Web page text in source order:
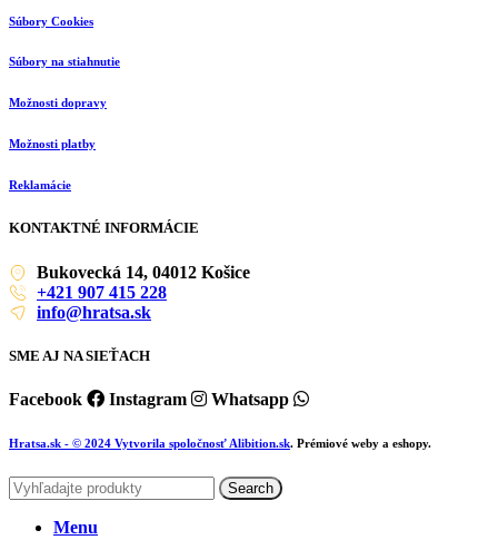
Súbory Cookies
Súbory na stiahnutie
Možnosti dopravy
Možnosti platby
Reklamácie
KONTAKTNÉ INFORMÁCIE
Bukovecká 14, 04012 Košice
+421 907 415 228
info@hratsa.sk
SME AJ NA SIEŤACH
Facebook Instagram Whatsapp
Hratsa.sk - © 2024 Vytvorila spoločnosť Alibition.sk. Prémiové weby a eshopy.
Search
Menu